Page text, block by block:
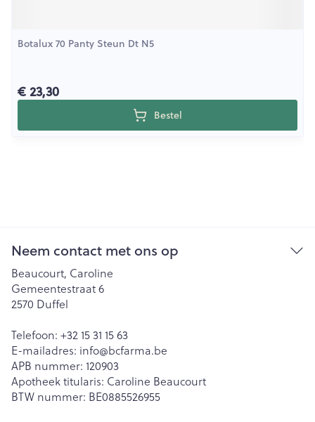
Botalux 70 Panty Steun Dt N5
€ 23,30
Bestel
Neem contact met ons op
Beaucourt, Caroline
Gemeentestraat 6
2570 Duffel
Telefoon: +32 15 31 15 63
E-mailadres: info@bcfarma.be
APB nummer: 120903
Apotheek titularis: Caroline Beaucourt
BTW nummer: BE0885526955